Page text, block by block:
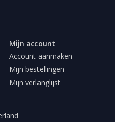
Mijn account
Account aanmaken
Mijn bestellingen
Mijn verlanglijst